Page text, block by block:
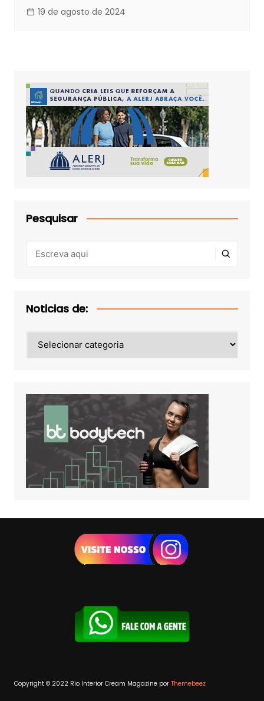
19 de agosto de 2024
Pesquisar
Noticias de:
de:
Copyright © 2022 Rio InteriorCream Magazine por Themebeez